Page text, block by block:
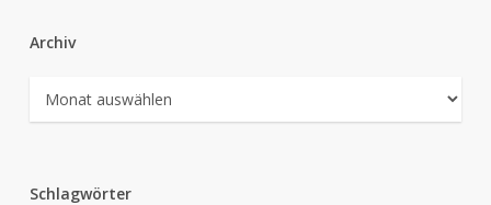
Archiv
Archiv
Schlagwörter